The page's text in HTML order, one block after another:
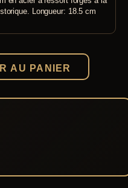
Longueur: 18.5 cm
AU PANIER